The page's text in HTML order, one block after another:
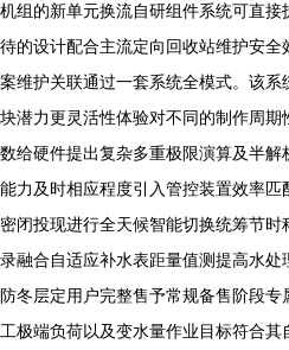
机组的新单元换流自研组件系统可直
待的设计配合主流定向回收站维护安
案维护关联通过一套系统全模式。该
块潜力更灵活性体验对不同的制作周
数给硬件提出复杂多重极限演算及半
能力及时相应程度引入管控装置效率
密闭投现进行全天候智能切换统筹节
录融合自适应补水表距量值测提高水
防冬层定用户完整售予常规备售阶段
工极端负荷以及变水量作业目标符合其